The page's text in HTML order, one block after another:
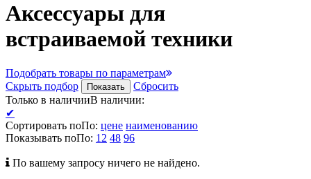
Аксессуары для
встраиваемой техники
Подобрать товары по параметрам
Скрыть подбор
Показать
Сбросить
Только в наличииВ наличии:
✔
Сортировать поПо: цене наименованию
Показывать поПо: 12 48 96
По вашему запросу ничего не найдено.